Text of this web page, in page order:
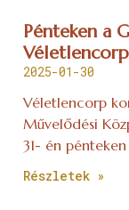
Pénteken a
Véletlencorp
2025-01-30
Véletlencorp
Művelődési
31- én
Részletek »